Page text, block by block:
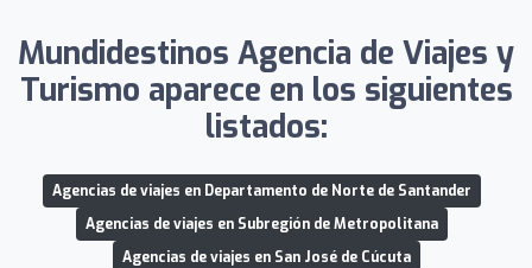
Mundidestinos Agencia de Viajes y
Turismo aparece en los siguientes
listados:
Agencias de viajes en Departamento de Norte de Santander
Agencias de viajes en Subregión de Metropolitana
Agencias de viajes en San José de Cúcuta